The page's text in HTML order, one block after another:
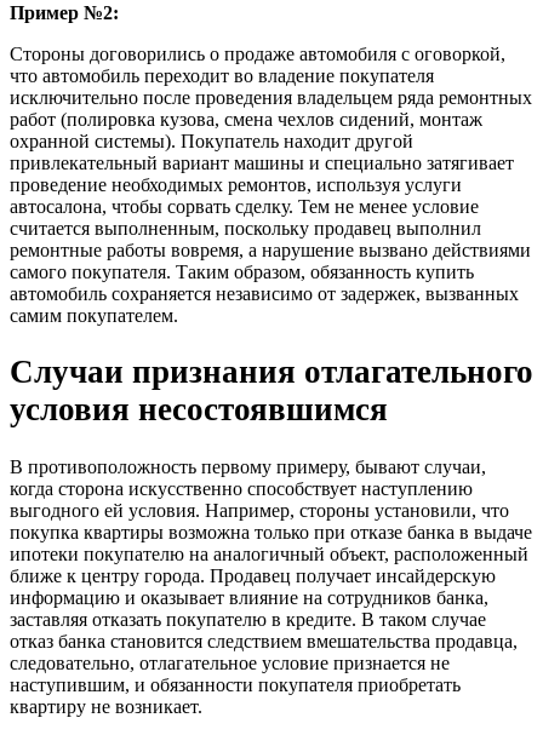
Пример №2:
Стороны договорились о продаже автомобиля с оговоркой,
что автомобиль переходит во владение покупателя
исключительно после проведения владельцем ряда ремонтных
работ (полировка кузова, смена чехлов сидений, монтаж
охранной системы). Покупатель находит другой
привлекательный вариант машины и специально затягивает
проведение необходимых ремонтов, используя услуги
автосалона, чтобы сорвать сделку. Тем не менее условие
считается выполненным, поскольку продавец выполнил
ремонтные работы вовремя, а нарушение вызвано действиями
самого покупателя. Таким образом, обязанность купить
автомобиль сохраняется независимо от задержек, вызванных
самим покупателем.
Случаи признания отлагательного
условия несостоявшимся
В противоположность первому примеру, бывают случаи,
когда сторона искусственно способствует наступлению
выгодного ей условия. Например, стороны установили, что
покупка квартиры возможна только при отказе банка в выдаче
ипотеки покупателю на аналогичный объект, расположенный
ближе к центру города. Продавец получает инсайдерскую
информацию и оказывает влияние на сотрудников банка,
заставляя отказать покупателю в кредите. В таком случае
отказ банка становится следствием вмешательства продавца,
следовательно, отлагательное условие признается не
наступившим, и обязанности покупателя приобретать
квартиру не возникает.